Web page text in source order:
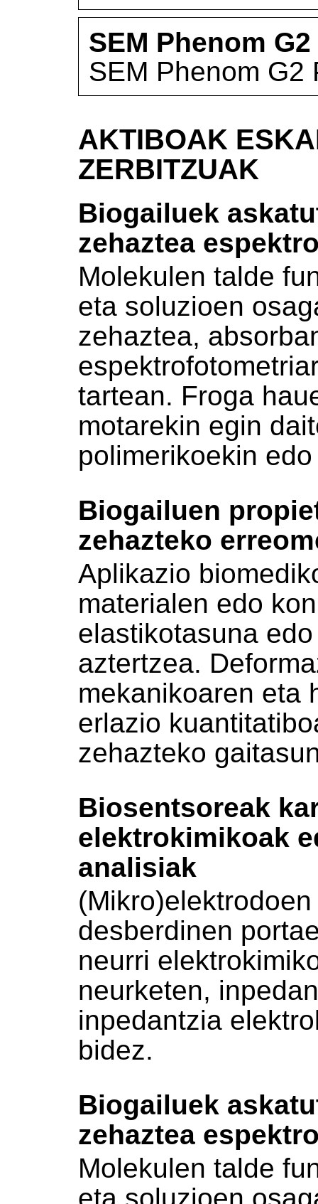
SEM Phenom
SEM Phenom G2
AKTIBOAK
ZERBITZUAK
Biogailuek
zehaztea
Molekulen talde
eta soluzioen
zehaztea,
tartean. Froga
motarekin egin
polimerikoekin
Biogailuen
zehazteko
Aplikazio
materialen edo
elastikotasuna
aztertzea.
mekanikoaren eta
erlazio
zehazteko
Biosentsoreak
elektrokimikoak
analisiak
desberdinen
neurri
neurketen,
inpedantzia
bidez.
Biogailuek
zehaztea
Molekulen talde